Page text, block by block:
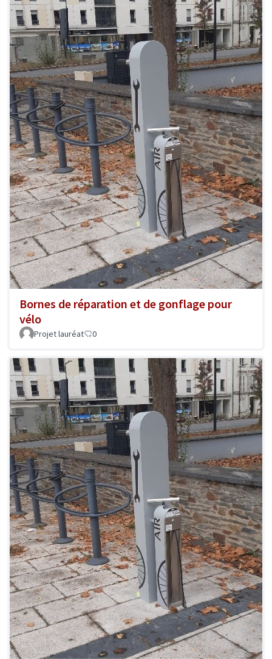
Bornes de réparation et de gonflage pour
vélo
Projet lauréat 0